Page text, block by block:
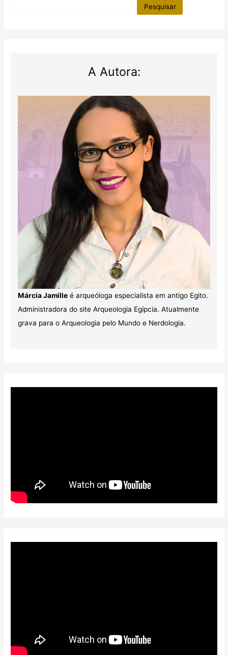
Pesquisar
A Autora:
Márcia Jamilleé arqueóloga especialista em antigo Egito.
Administradora do site Arqueologia Egípcia. Atualmente
grava para o Arqueologia pelo Mundo e Nerdologia.